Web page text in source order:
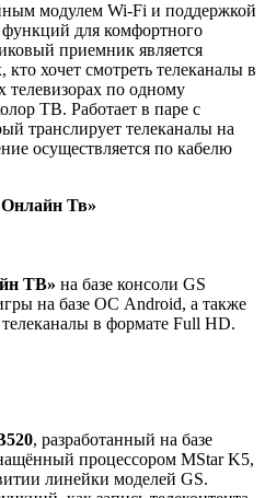
модулем Wi-Fi и поддержкой
для комфортного
приемник является
хочет смотреть телеканалы в
телевизорах по одному
ТВ. Работает в паре с
транслирует телеканалы на
осуществляется по кабелю
Тв»
ТВ» на базе консоли GS
на базе ОС Android, а также
в формате Full HD.
, разработанный на базе
процессором MStar K5,
линейки моделей GS.